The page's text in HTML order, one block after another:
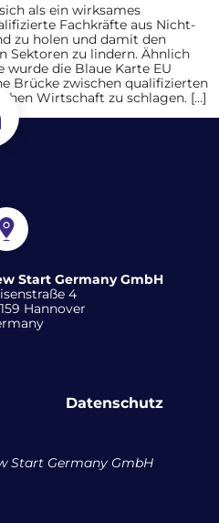
als ein wirksames
Fachkräfte aus Nicht-
zu holen und damit den
Sektoren zu lindern. Ähnlich
wurde die Blaue Karte EU
Brücke zwischen qualifizierten
Wirtschaft zu schlagen. […]
Start Germany GmbH
4
Hannover
Datenschutz
Start Germany GmbH